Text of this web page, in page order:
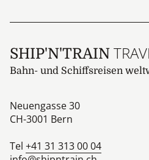
SHIP'N'TRAIN
Bahn- und Schiffsreisen
Neuengasse 30
CH-3001 Bern
Tel +41 31 313 00 04